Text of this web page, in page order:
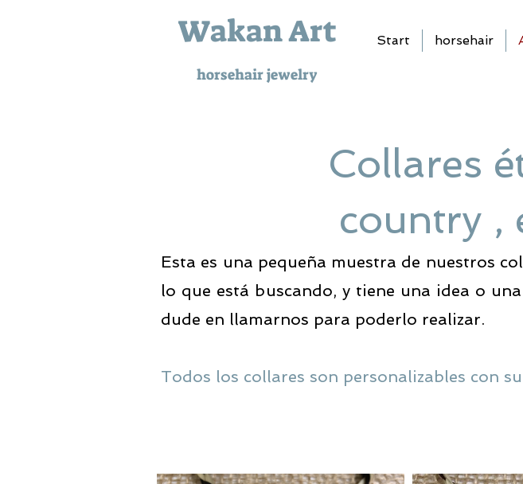
Wakan Art
horsehair jewelry
Start horsehair
Collares
country ,
Esta es una pequeña muestra de nuestros
lo que está buscando, y tiene una idea o
dude en llamarnos para poderlo realizar.
Todos los collares son personalizables con